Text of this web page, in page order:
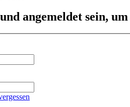
angemeldet sein,